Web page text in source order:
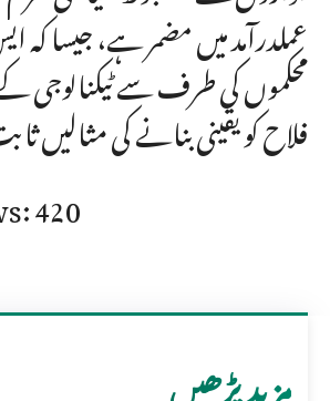
عملدرآمد میں مضمر ہے، جیسا کہ
محکموں کی طرف سے ٹیکنالوجی
فلاح کو یقینی بنانے کی مثالیں
420
مزید پڑھیں